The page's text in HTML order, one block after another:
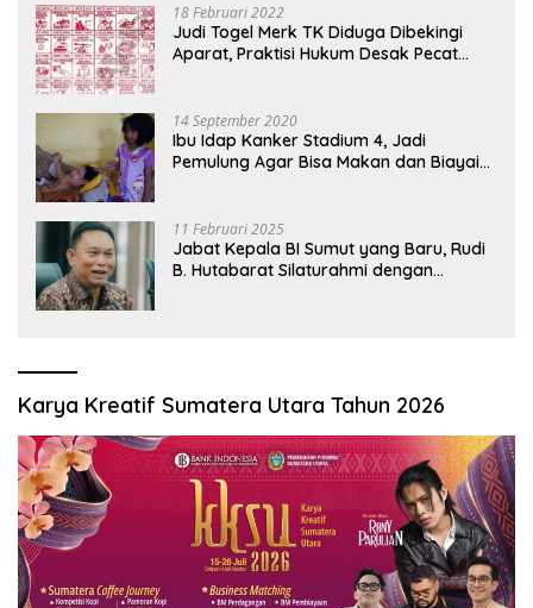
18 Februari 2022
Judi Togel Merk TK Diduga Dibekingi
Aparat, Praktisi Hukum Desak Pecat
14 September 2020
Ibu Idap Kanker Stadium 4, Jadi
Pemulung Agar Bisa Makan dan Biayai
11 Februari 2025
Jabat Kepala BI Sumut yang Baru, Rudi
B. Hutabarat Silaturahmi dengan
Karya Kreatif Sumatera Utara Tahun 2026